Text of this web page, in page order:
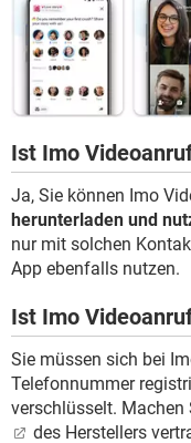
Ist Imo
Ja, Sie können Imo
herunterladen und
nur mit solchen
App ebenfalls nutzen.
Ist Imo
Sie müssen sich bei
Telefonnummer
verschlüsselt. Machen
des Herstellers